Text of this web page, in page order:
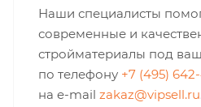
Наши специалисты
современные и
стройматериалы под
по телефону +7 (495)
на e-mail zakaz@vipsell.ru